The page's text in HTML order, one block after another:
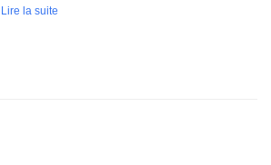
Lire la suite